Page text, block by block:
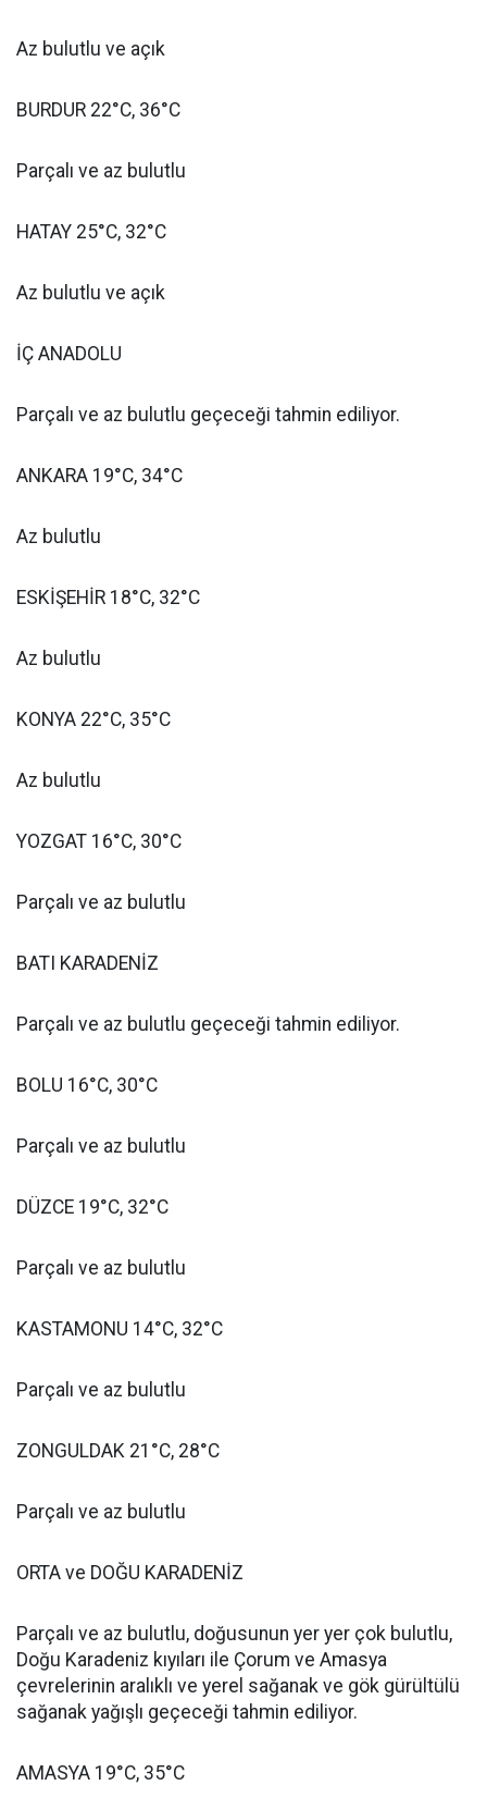
Az bulutlu ve açık
BURDUR 22°C, 36°C
Parçalı ve az bulutlu
HATAY 25°C, 32°C
Az bulutlu ve açık
İÇ ANADOLU
Parçalı ve az bulutlu geçeceği tahmin ediliyor.
ANKARA 19°C, 34°C
Az bulutlu
ESKİŞEHİR 18°C, 32°C
Az bulutlu
KONYA 22°C, 35°C
Az bulutlu
YOZGAT 16°C, 30°C
Parçalı ve az bulutlu
BATI KARADENİZ
Parçalı ve az bulutlu geçeceği tahmin ediliyor.
BOLU 16°C, 30°C
Parçalı ve az bulutlu
DÜZCE 19°C, 32°C
Parçalı ve az bulutlu
KASTAMONU 14°C, 32°C
Parçalı ve az bulutlu
ZONGULDAK 21°C, 28°C
Parçalı ve az bulutlu
ORTA ve DOĞU KARADENİZ
Parçalı ve az bulutlu, doğusunun yer yer çok bulutlu,
Doğu Karadeniz kıyıları ile Çorum ve Amasya
çevrelerinin aralıklı ve yerel sağanak ve gök gürültülü
sağanak yağışlı geçeceği tahmin ediliyor.
AMASYA 19°C, 35°C